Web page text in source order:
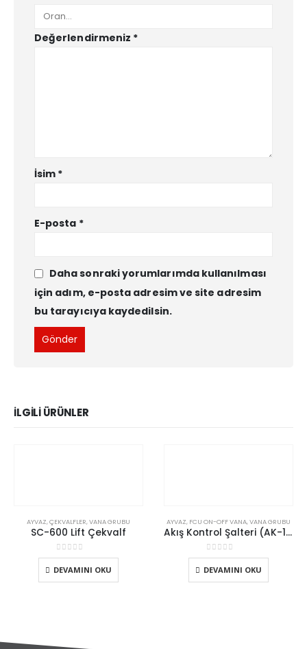
Değerlendirmeniz *
İsim *
E-posta *
Daha sonraki yorumlarımda kullanılması
için adım, e-posta adresim ve site adresim
bu tarayıcıya kaydedilsin.
İLGILI ÜRÜNLER
AYVAZ,ÇEKVALFLER,VANA GRUBU
SC-600 Lift Çekvalf
05 üzerinden
DEVAMINI OKU
AYVAZ, FCU ON-OFF VANA,VANA GRUBU
Akış Kontrol Şalteri (AK-100)
05 üzerinden
DEVAMINI OKU